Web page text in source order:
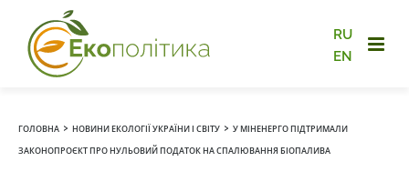
RU
EN
ГОЛОВНА › НОВИНИ ЕКОЛОГІЇ УКРАЇНИ І СВІТУ › У МІНЕНЕРГО ПІДТРИМАЛИ
ЗАКОНОПРОЄКТ ПРО НУЛЬОВИЙ ПОДАТОК НА СПАЛЮВАННЯ БІОПАЛИВА